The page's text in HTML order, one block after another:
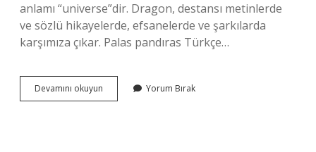
anlamı “universe”dir. Dragon, destansı metinlerde
ve sözlü hikayelerde, efsanelerde ve şarkılarda
karşımıza çıkar. Palas pandıras Türkçe…
Devamını okuyun
Hangi
Yorum Bırak